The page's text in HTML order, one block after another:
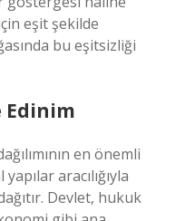
eşit şekilde
bu eşitsizliği
Edinim
en önemli
aracılığıyla
Devlet, hukuk